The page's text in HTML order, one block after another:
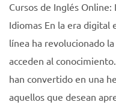
Cursos de Inglés
Idiomas En la era digital
línea ha revolucionado
acceden al
han convertido en una
aquellos que desean